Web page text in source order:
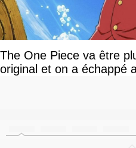
The One Piece va être
original et on a échappé